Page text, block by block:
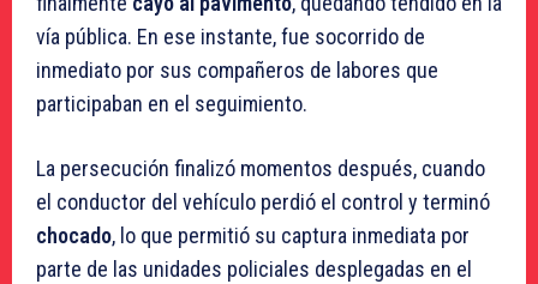
vía pública. En ese instante, fue socorrido de
inmediato por sus compañeros de labores que
participaban en el seguimiento.
La persecución finalizó momentos después, cuando
el conductor del vehículo perdió el control y terminó
chocado, lo que permitió su captura inmediata por
parte de las unidades policiales desplegadas en el